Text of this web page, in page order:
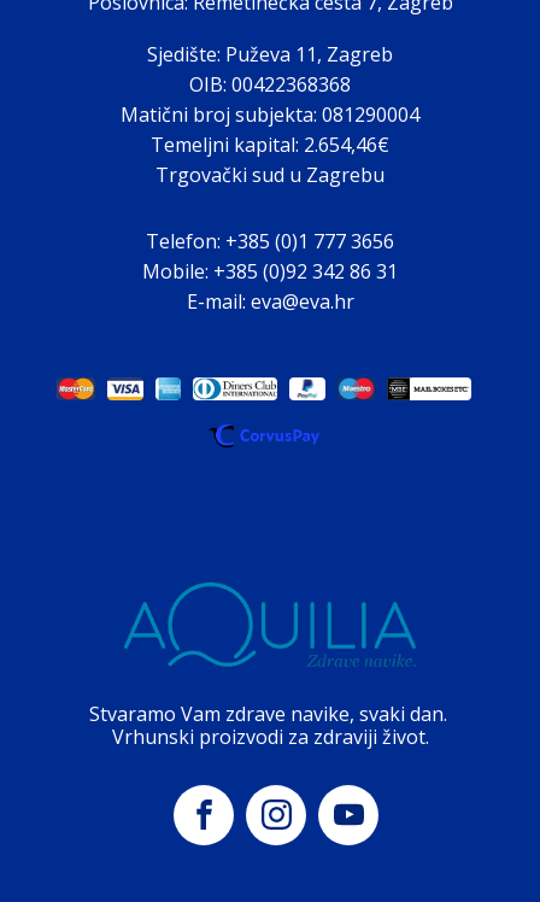
Sjedište: Puževa 11, Zagreb
OIB: 00422368368
Matični broj subjekta: 081290004
Temeljni kapital: 2.654,46€
Trgovački sud u Zagrebu
Telefon: +385 (0)1 777 3656
Mobile: +385 (0)92 342 86 31
E-mail: eva@eva.hr
Stvaramo Vam zdrave navike, svaki dan.
Vrhunski proizvodi za zdraviji život.